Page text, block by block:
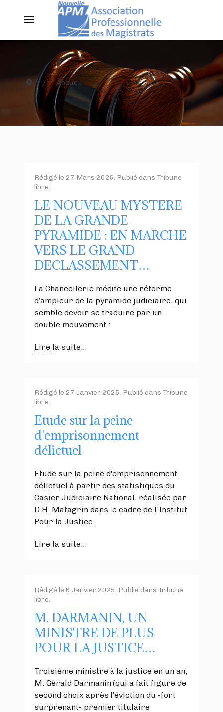
Accueil
Rédigé le 27 Mars 2025. Publié dans Tribune
libre.
LE NOUVEAU MYSTERE
DE LA GRANDE
PYRAMIDE : EN MARCHE
VERS LE GRAND
DECLASSEMENT…
La Chancellerie médite une réforme
d’ampleur de la pyramide judiciaire, qui
semble devoir se traduire par un
double mouvement :
Lire la suite...
Rédigé le 27 Janvier 2025. Publié dans Tribune
libre.
Etude sur la peine
d'emprisonnement
délictuel
Etude sur la peine d'emprisonnement
délictuel à partir des statistiques du
Casier Judiciaire National, réalisée par
D.H. Matagrin dans le cadre de l'Institut
Pour la Justice.
Lire la suite...
Rédigé le 6 Janvier 2025. Publié dans Tribune
libre.
M. DARMANIN, UN
MINISTRE DE PLUS
POUR LA JUSTICE…
Troisième ministre à la justice en un an,
M. Gérald Darmanin (qui a fait figure de
second choix après l’éviction du -fort
surprenant- premier titulaire